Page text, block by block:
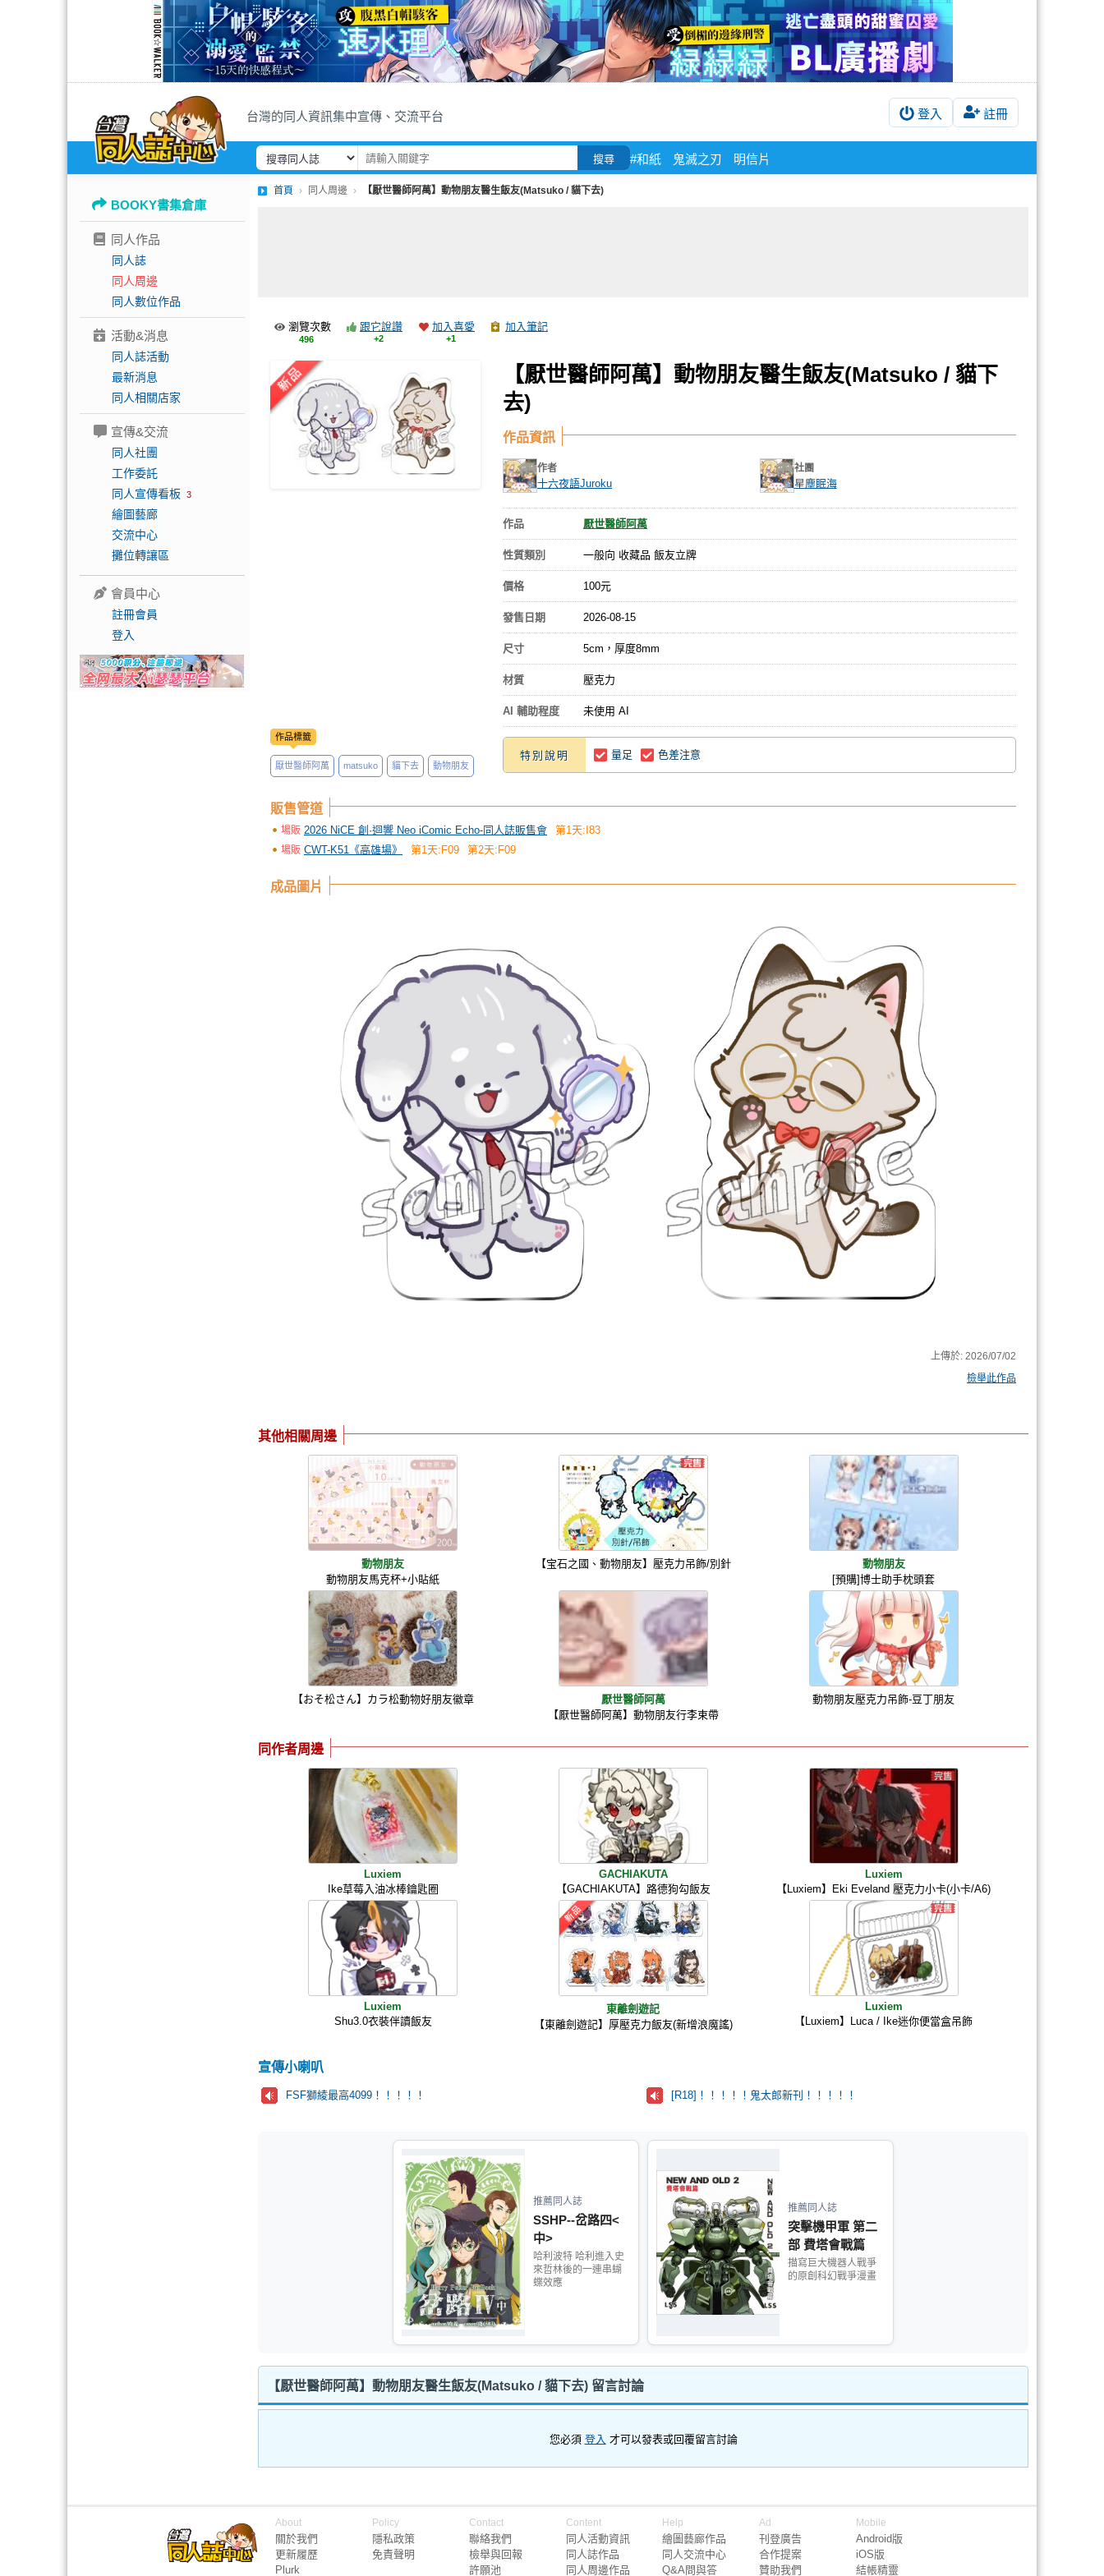
台灣的同人資訊集中宣傳、交流平台 登入 註冊
搜尋 #和紙 鬼滅之刃 明信片
BOOKY書集倉庫
同人作品
同人誌
同人周邊
同人數位作品
活動&消息
同人誌活動
最新消息
同人相關店家
宣傳&交流
同人社團
工作委託
同人宣傳看板 3
繪圖藝廊
交流中心
攤位轉讓區
會員中心
註冊會員
登入
首頁 同人周邊 【厭世醫師阿萬】動物朋友醫生飯友(Matsuko / 貓下去)
瀏覽次數
496
跟它說讚
+2
加入喜愛
+1
加入筆記
【厭世醫師阿萬】動物朋友醫生飯友(Matsuko / 貓下
去)
作品標籤
厭世醫師阿萬 matsuko 貓下去 動物朋友
作品資訊
作者
十六夜語Juroku
社團
星塵眠海
作品 厭世醫師阿萬
性質類別 一般向 收藏品 飯友立牌
價格 100元
發售日期 2026-08-15
尺寸 5cm，厚度8mm
材質 壓克力
AI 輔助程度 未使用 AI
特別說明 量足 色差注意
販售管道
場販 2026 NiCE 創·迴響 Neo iComic Echo-同人誌販售會 第1天:I83
場販 CWT-K51《高雄場》 第1天:F09 第2天:F09
成品圖片
上傳於: 2026/07/02
檢舉此作品
其他相關周邊
動物朋友
動物朋友馬克杯+小貼紙
【宝石之國、動物朋友】壓克力吊飾/別針
動物朋友
[預購]博士助手枕頭套
【おそ松さん】カラ松動物好朋友徽章
厭世醫師阿萬
【厭世醫師阿萬】動物朋友行李束帶
動物朋友壓克力吊飾-豆丁朋友
同作者周邊
Luxiem
Ike草莓入油冰棒鑰匙圈
GACHIAKUTA
【GACHIAKUTA】路德狗勾飯友
Luxiem
【Luxiem】Eki Eveland 壓克力小卡(小卡/A6)
Luxiem
Shu3.0衣裝伴讀飯友
東離劍遊記
【東離劍遊記】厚壓克力飯友(新增浪魔謠)
Luxiem
【Luxiem】Luca / Ike迷你便當盒吊飾
宣傳小喇叭
FSF獅綾最高4099！！！！！ [R18]！！！！！鬼太郎新刊！！！！！
推薦同人誌
SSHP--岔路四<
中>
哈利波特 哈利進入史
來哲林後的一連串蝴
蝶效應
推薦同人誌
突擊機甲軍 第二
部 費塔會戰篇
描寫巨大機器人戰爭
的原創科幻戰爭漫畫
【厭世醫師阿萬】動物朋友醫生飯友(Matsuko / 貓下去) 留言討論
您必須 登入 才可以發表或回覆留言討論
About
關於我們
更新履歷
Plurk
Policy
隱私政策
免責聲明
Contact
聯絡我們
檢舉與回報
許願池
Content
同人活動資訊
同人誌作品
同人周邊作品
Help
繪圖藝廊作品
同人交流中心
Q&A問與答
Ad
刊登廣告
合作提案
贊助我們
Mobile
Android版
iOS版
結帳精靈